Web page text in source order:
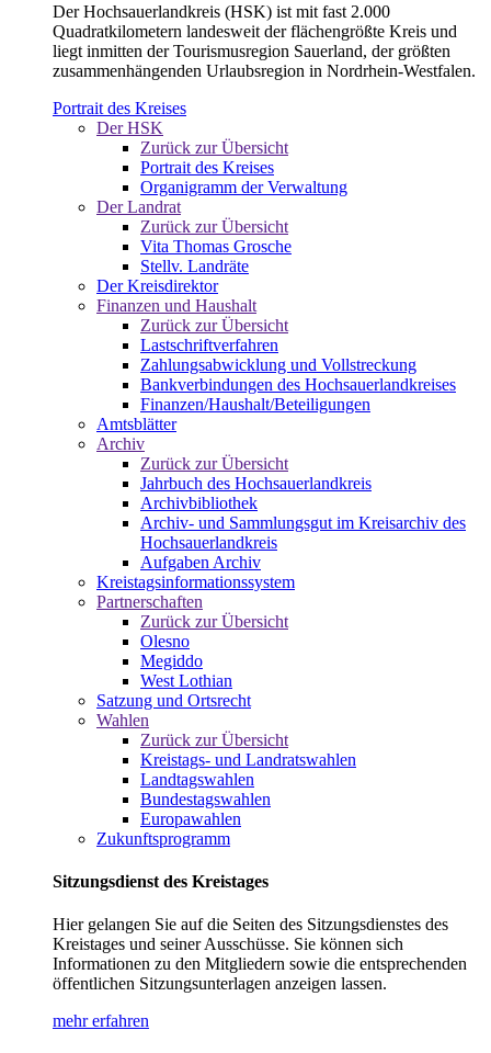
Der Hochsauerlandkreis (HSK) ist mit fast 2.000
Quadratkilometern landesweit der flächengrößte Kreis und
liegt inmitten der Tourismusregion Sauerland, der größten
zusammenhängenden Urlaubsregion in Nordrhein-Westfalen.
Portrait des Kreises
Der HSK
Zurück zur Übersicht
Portrait des Kreises
Organigramm der Verwaltung
Der Landrat
Zurück zur Übersicht
Vita Thomas Grosche
Stellv. Landräte
Der Kreisdirektor
Finanzen und Haushalt
Zurück zur Übersicht
Lastschriftverfahren
Zahlungsabwicklung und Vollstreckung
Bankverbindungen des Hochsauerlandkreises
Finanzen/Haushalt/Beteiligungen
Amtsblätter
Archiv
Zurück zur Übersicht
Jahrbuch des Hochsauerlandkreis
Archivbibliothek
Archiv- und Sammlungsgut im Kreisarchiv des
Hochsauerlandkreis
Aufgaben Archiv
Kreistagsinformationssystem
Partnerschaften
Zurück zur Übersicht
Olesno
Megiddo
West Lothian
Satzung und Ortsrecht
Wahlen
Zurück zur Übersicht
Kreistags- und Landratswahlen
Landtagswahlen
Bundestagswahlen
Europawahlen
Zukunftsprogramm
Sitzungsdienst des Kreistages
Hier gelangen Sie auf die Seiten des Sitzungsdienstes des
Kreistages und seiner Ausschüsse. Sie können sich
Informationen zu den Mitgliedern sowie die entsprechenden
öffentlichen Sitzungsunterlagen anzeigen lassen.
mehr erfahren